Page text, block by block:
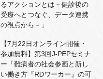
るアクションとは－健診後の
受療へとつなぐ、データ連携
の視点から－」
【7月22日オンライン開催・
参加無料】第3回J-PEPセミナ
ー「難病者の社会参画と新し
い働き方『RDワーカー』の可